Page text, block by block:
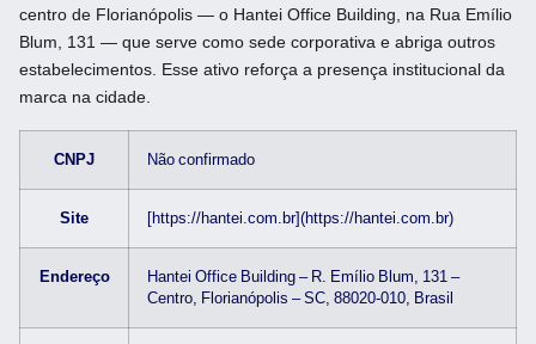
centro de Florianópolis — o Hantei Office Building, na Rua Emílio
Blum, 131 — que serve como sede corporativa e abriga outros
estabelecimentos. Esse ativo reforça a presença institucional da
marca na cidade.
CNPJ Não confirmado
Site [https://hantei.com.br](https://hantei.com.br)
Endereço
Hantei Office Building – R. Emílio Blum, 131 –
Centro, Florianópolis – SC, 88020-010, Brasil